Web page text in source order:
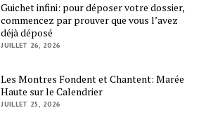
Guichet infini: pour déposer votre dossier,
commencez par prouver que vous l’avez
déjà déposé
JUILLET 26, 2026
Les Montres Fondent et Chantent: Marée
Haute sur le Calendrier
JUILLET 25, 2026